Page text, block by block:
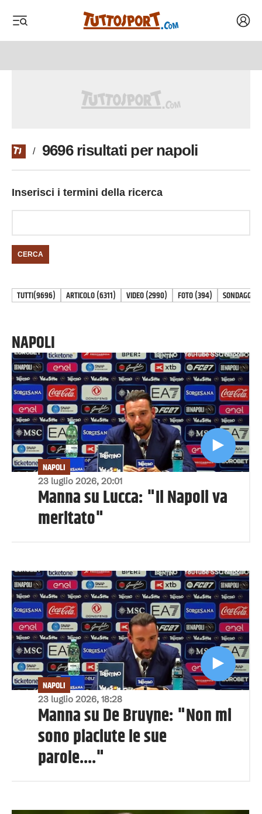
/ 9696 risultati per napoli
Inserisci i termini della ricerca
CERCA
TUTTI(9696) ARTICOLO(6311) VIDEO(2990) FOTO(394) SONDAGGIO
NAPOLI
23 luglio 2026, 20:01
NAPOLI
Manna su Lucca: "Il Napoli va
meritato"
23 luglio 2026, 18:28
NAPOLI
Manna su De Bruyne: "Non mi
sono piaciute le sue
parole...."